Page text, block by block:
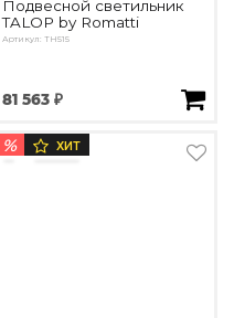
Подвесной светильник
TALOP by Romatti
Артикул: TH515
81 563 ₽
% ХИТ